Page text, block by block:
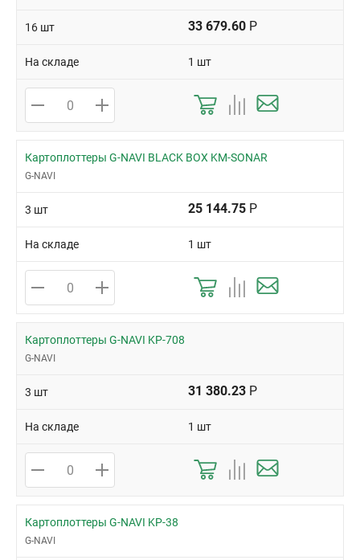
16 шт 33 679.60 Р
На складе 1 шт
Картоплоттеры G-NAVI BLACK BOX KM-SONAR
G-NAVI
3 шт 25 144.75 Р
На складе 1 шт
Картоплоттеры G-NAVI KP-708
G-NAVI
3 шт 31 380.23 Р
На складе 1 шт
Картоплоттеры G-NAVI KP-38
G-NAVI